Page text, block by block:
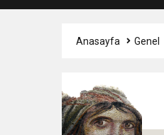
Anasayfa Genel